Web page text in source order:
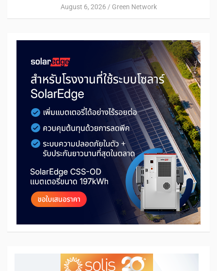
August 6, 2026 Green Network